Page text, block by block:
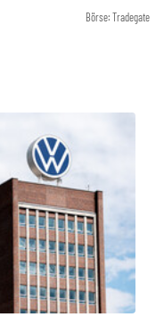
Börse: Tradegate